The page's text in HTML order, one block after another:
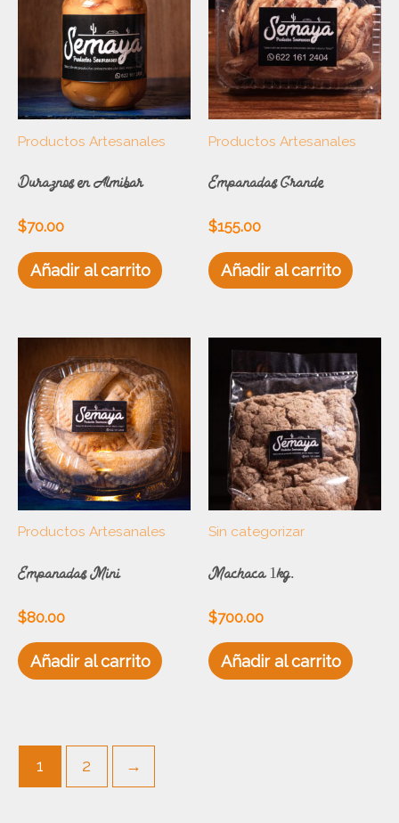
Productos Artesanales
Duraznos en Almibar
$70.00
Añadir al carrito
Productos Artesanales
Empanadas Grande
$155.00
Añadir al carrito
Productos Artesanales
Empanadas Mini
$80.00
Añadir al carrito
Sin categorizar
Machaca 1kg.
$700.00
Añadir al carrito
1 2 →